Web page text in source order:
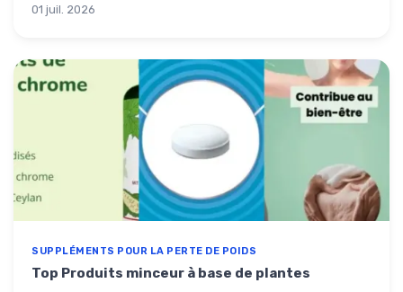
01 juil. 2026
SUPPLÉMENTS POUR LA PERTE DE POIDS
Top Produits minceur à base de plantes